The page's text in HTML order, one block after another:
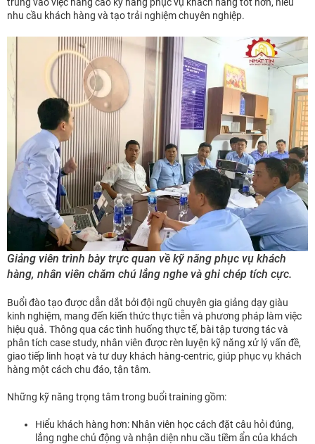
nhu cầu khách hàng và tạo trải nghiệm chuyên nghiệp.
Giảng viên trình bày trực quan về kỹ năng phục vụ khách
hàng, nhân viên chăm chú lắng nghe và ghi chép tích cực.
Buổi đào tạo được dẫn dắt bởi đội ngũ chuyên gia giảng dạy giàu
kinh nghiệm, mang đến kiến thức thực tiễn và phương pháp làm việc
hiệu quả. Thông qua các tình huống thực tế, bài tập tương tác và
phân tích case study, nhân viên được rèn luyện kỹ năng xử lý vấn đề,
giao tiếp linh hoạt và tư duy khách hàng-centric, giúp phục vụ khách
hàng một cách chu đáo, tận tâm.
Những kỹ năng trọng tâm trong buổi training gồm:
Hiểu khách hàng hơn: Nhân viên học cách đặt câu hỏi đúng,
lắng nghe chủ động và nhận diện nhu cầu tiềm ẩn của khách